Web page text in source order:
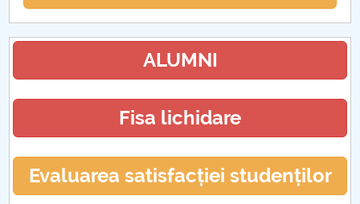
ALUMNI
Fisa lichidare
Evaluarea satisfacției studenților